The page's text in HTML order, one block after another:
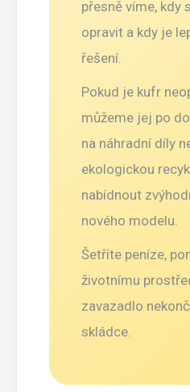
přesně víme, kdy
opravit a kdy je
řešení.
Pokud je kufr
můžeme jej po
na náhradní díly
ekologickou
nabídnout
nového modelu.
Šetříte peníze,
životnímu
zavazadlo
skládce.